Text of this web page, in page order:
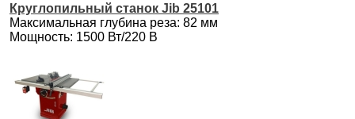
Круглопильный станок Jib 25101
Максимальная глубина реза: 82 мм
Мощность: 1500 Вт/220 В